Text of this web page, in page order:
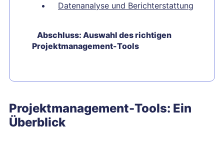
Datenanalyse und Berichterstattung
Abschluss: Auswahl des richtigen
Projektmanagement-Tools
Projektmanagement-Tools: Ein
Überblick